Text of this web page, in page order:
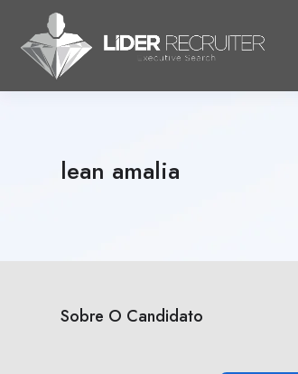
lean amalia
Sobre O Candidato